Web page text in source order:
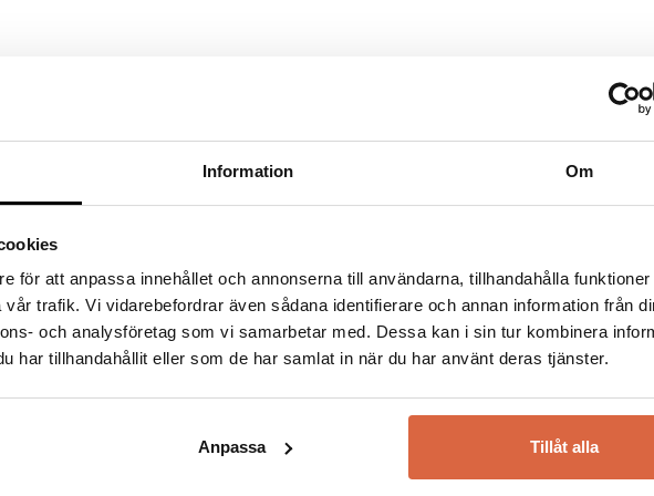
Information Om
för att anpassa innehållet och annonserna till användarna, tillhandahålla funktioner
trafik. Vi vidarebefordrar även sådana identifierare och annan information från
och analysföretag som vi samarbetar med. Dessa kan i sin tur kombinera
har tillhandahållit eller som de har samlat in när du har använt deras tjänster.
Anpassa Tillåt alla
Materialen är noga utvalda, inte bara för att skapa en möbel av
miljö är något som ligger LIB varmt om hjärtat och genomsyrar
LIB